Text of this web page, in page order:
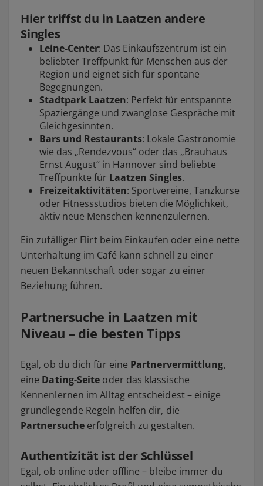
Hier triffst du in Laatzen andere
Singles
Leine-Center: Das Einkaufszentrum ist ein
beliebter Treffpunkt für Menschen aus der
Region und eignet sich für spontane
Begegnungen.
Stadtpark Laatzen: Perfekt für entspannte
Spaziergänge und zwanglose Gespräche mit
Gleichgesinnten.
Bars und Restaurants: Lokale Gastronomie
wie das „Rendezvous“ oder das „Brauhaus
Ernst August“ in Hannover sind beliebte
Treffpunkte für Laatzen Singles.
Freizeitaktivitäten: Sportvereine, Tanzkurse
oder Fitnessstudios bieten die Möglichkeit,
aktiv neue Menschen kennenzulernen.
Ein zufälliger Flirt beim Einkaufen oder eine nette
Unterhaltung im Café kann schnell zu einer
neuen Bekanntschaft oder sogar zu einer
Beziehung führen.
Partnersuche in Laatzen mit
Niveau – die besten Tipps
Egal, ob du dich für eine Partnervermittlung,
eine Dating-Seite oder das klassische
Kennenlernen im Alltag entscheidest – einige
grundlegende Regeln helfen dir, die
Partnersucheerfolgreich zu gestalten.
Authentizität ist der Schlüssel
Egal, ob online oder offline – bleibe immer du